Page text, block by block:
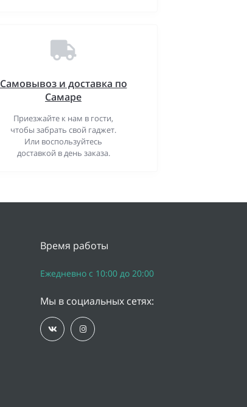
Самовывоз и доставка по
Самаре
Приезжайте к нам в гости,
чтобы забрать свой гаджет.
Или воспользуйтесь
доставкой в день заказа.
Время работы
Ежедневно с 10:00 до 20:00
Мы в социальных сетях: